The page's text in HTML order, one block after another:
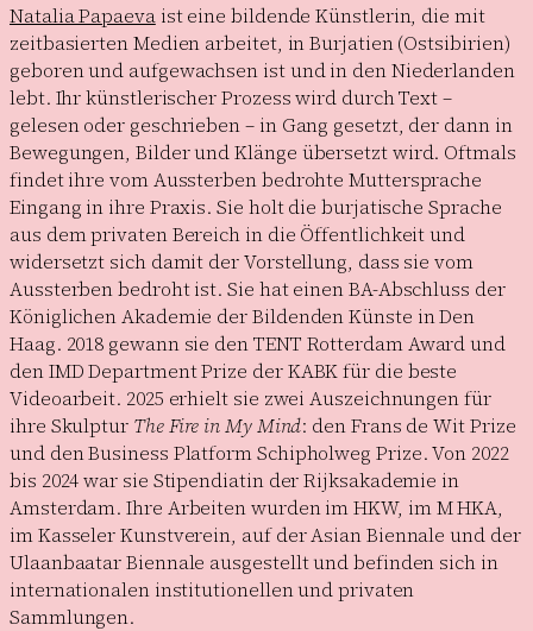
Natalia Papaevaist eine bildende Künstlerin, die mit
zeitbasierten Medien arbeitet, in Burjatien (Ostsibirien)
geboren und aufgewachsen ist und in den Niederlanden
lebt. Ihr künstlerischer Prozess wird durch Text –
gelesen oder geschrieben – in Gang gesetzt, der dann in
Bewegungen, Bilder und Klänge übersetzt wird. Oftmals
findet ihre vom Aussterben bedrohte Muttersprache
Eingang in ihre Praxis. Sie holt die burjatische Sprache
aus dem privaten Bereich in die Öffentlichkeit und
widersetzt sich damit der Vorstellung, dass sie vom
Aussterben bedroht ist. Sie hat einen BA-Abschluss der
Königlichen Akademie der Bildenden Künste in Den
Haag. 2018 gewann sie den TENT Rotterdam Award und
den IMD Department Prize der KABK für die beste
Videoarbeit. 2025 erhielt sie zwei Auszeichnungen für
ihre Skulptur The Fire in My Mind: den Frans de Wit Prize
und den Business Platform Schipholweg Prize. Von 2022
bis 2024 war sie Stipendiatin der Rijksakademie in
Amsterdam. Ihre Arbeiten wurden im HKW, im M HKA,
im Kasseler Kunstverein, auf der Asian Biennale und der
Ulaanbaatar Biennale ausgestellt und befinden sich in
internationalen institutionellen und privaten
Sammlungen.